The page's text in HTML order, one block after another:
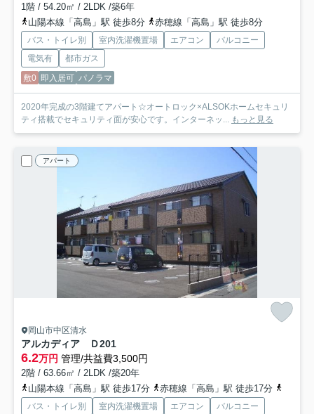
1階 / 54.20㎡ / 2LDK /築6年
山陽本線「高島」駅 徒歩8分
赤穂線「高島」駅 徒歩8分
バス・トイレ別 室内洗濯機置場 エアコン
バルコニー
電気有
都市ガス
敷0 即入居可 パノラマ
2020年完成の3階建てアパート☆オートロック×ALSOKホームセキュリ
ティ搭載でセキュリティ面が安心です。インターネッ... もっと見る
アパート
岡山市中区清水
アルカディア Ｄ201
6.2万円 管理/共益費3,500円
2階 / 63.66㎡ / 2LDK /築20年
山陽本線「高島」駅 徒歩17分
赤穂線「高島」駅 徒歩17分
バス・トイレ別 室内洗濯機置場 エアコン
バルコニー